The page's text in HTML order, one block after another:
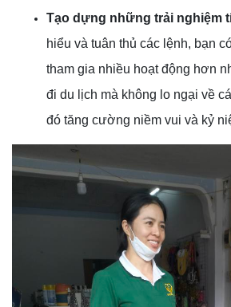
Tạo dựng những trải nghiệm
hiểu và tuân thủ các lệnh, bạn
tham gia nhiều hoạt động hơn
đi du lịch mà không lo ngại về
đó tăng cường niềm vui và kỷ